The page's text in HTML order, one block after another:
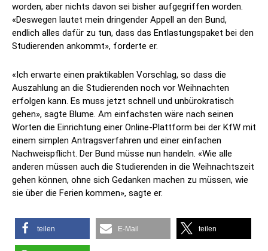
worden, aber nichts davon sei bisher aufgegriffen worden.
«Deswegen lautet mein dringender Appell an den Bund,
endlich alles dafür zu tun, dass das Entlastungspaket bei den
Studierenden ankommt», forderte er.
«Ich erwarte einen praktikablen Vorschlag, so dass die
Auszahlung an die Studierenden noch vor Weihnachten
erfolgen kann. Es muss jetzt schnell und unbürokratisch
gehen», sagte Blume. Am einfachsten wäre nach seinen
Worten die Einrichtung einer Online-Plattform bei der KfW mit
einem simplen Antragsverfahren und einer einfachen
Nachweispflicht. Der Bund müsse nun handeln. «Wie alle
anderen müssen auch die Studierenden in die Weihnachtszeit
gehen können, ohne sich Gedanken machen zu müssen, wie
sie über die Ferien kommen», sagte er.
teilen E-Mail teilen